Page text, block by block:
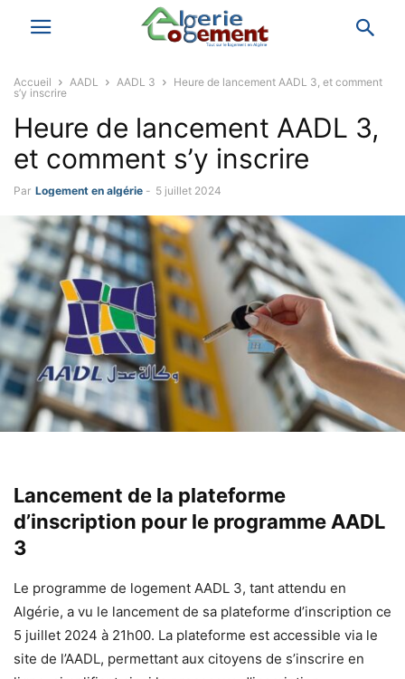
Accueil AADL AADL 3
Heure de lancement AADL 3, et comment
s’y inscrire
Heure de lancement AADL 3,
et comment s’y inscrire
Par Logement en algérie - 5 juillet 2024
Lancement de la plateforme
d’inscription pour le programme AADL
3
Le programme de logement AADL 3, tant attendu en
Algérie, a vu le lancement de sa plateforme d’inscription ce
5 juillet 2024 à 21h00. La plateforme est accessible via le
site de l’AADL, permettant aux citoyens de s’inscrire en